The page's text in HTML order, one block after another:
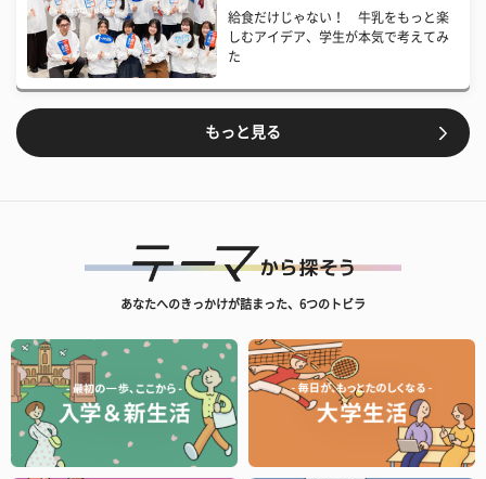
給食だけじゃない！ 牛乳をもっと楽
しむアイデア、学生が本気で考えてみ
た
もっと見る
あなたへのきっかけが詰まった、6つのトビラ